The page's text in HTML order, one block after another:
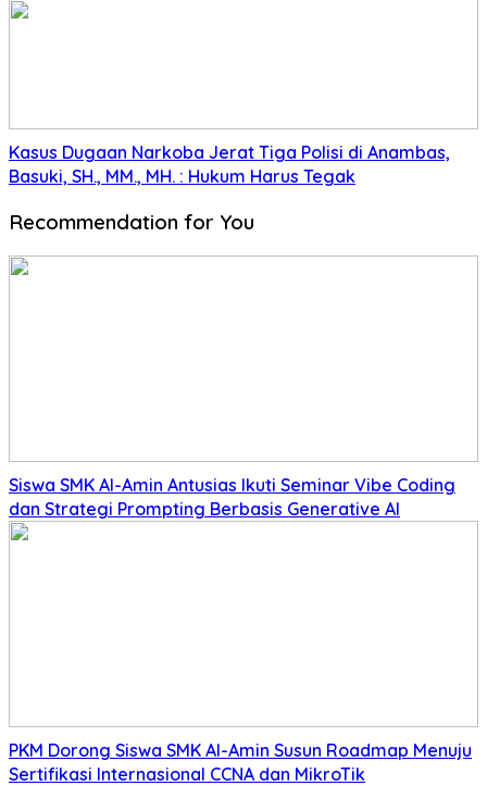
Kasus Dugaan Narkoba Jerat Tiga Polisi di Anambas,
Basuki, SH., MM., MH. : Hukum Harus Tegak
Recommendation for You
Siswa SMK Al-Amin Antusias Ikuti Seminar Vibe Coding
dan Strategi Prompting Berbasis Generative AI
PKM Dorong Siswa SMK Al-Amin Susun Roadmap Menuju
Sertifikasi Internasional CCNA dan MikroTik